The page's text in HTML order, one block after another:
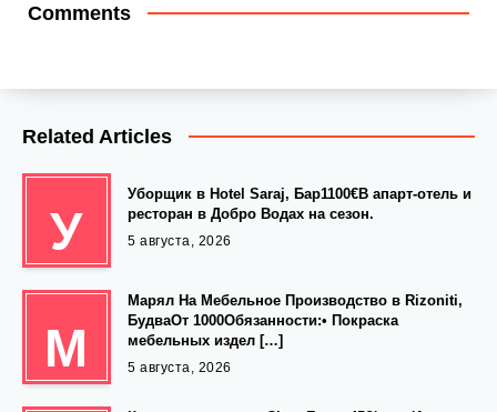
Comments
Related Articles
У
Уборщик в Hotel Saraj, Бар1100€В апарт-отель и
ресторан в Добро Водах на сезон.
5 августа, 2026
М
Марял На Мебельное Производство в Rizoniti,
БудваОт 1000Обязанности:• Покраска
мебельных издел […]
5 августа, 2026